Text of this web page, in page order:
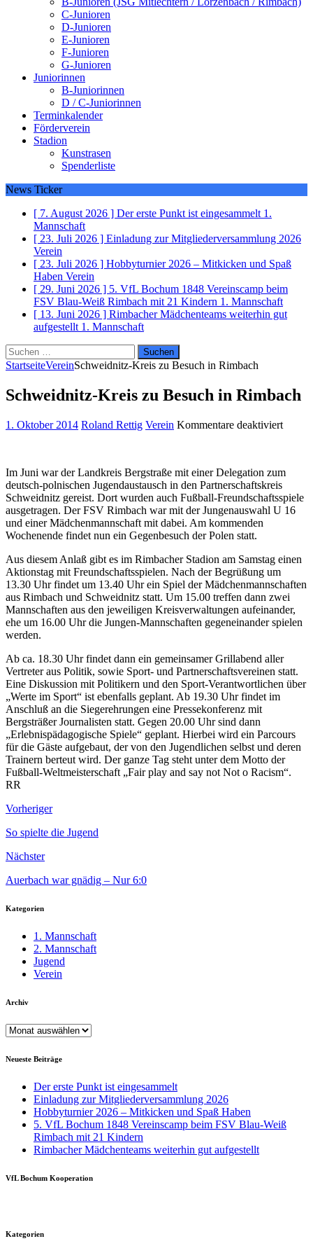
C-Junioren
D-Junioren
E-Junioren
F-Junioren
G-Junioren
Juniorinnen
B-Juniorinnen
D / C-Juniorinnen
Terminkalender
Förderverein
Stadion
Kunstrasen
Spenderliste
News Ticker
[ 7. August 2026 ] Der erste Punkt ist eingesammelt 1.
Mannschaft
[ 23. Juli 2026 ] Einladung zur Mitgliederversammlung 2026
Verein
[ 23. Juli 2026 ] Hobbyturnier 2026 – Mitkicken und Spaß
Haben Verein
[ 29. Juni 2026 ] 5. VfL Bochum 1848 Vereinscamp beim
FSV Blau-Weiß Rimbach mit 21 Kindern 1. Mannschaft
[ 13. Juni 2026 ] Rimbacher Mädchenteams weiterhin gut
aufgestellt 1. Mannschaft
Suchen
nach:
StartseiteVereinSchweidnitz-Kreis zu Besuch in Rimbach
Schweidnitz-Kreis zu Besuch in Rimbach
1. Oktober 2014 Roland Rettig Verein Kommentare deaktiviertfür
Im Juni war der Landkreis Bergstraße mit einer Delegation zum
deutsch-polnischen Jugendaustausch in den Partnerschaftskreis
Schweidnitz gereist. Dort wurden auch Fußball-Freundschaftsspiele
ausgetragen. Der FSV Rimbach war mit der Jungenauswahl U 16
und einer Mädchenmannschaft mit dabei. Am kommenden
Wochenende findet nun ein Gegenbesuch der Polen statt.
Aus diesem Anlaß gibt es im Rimbacher Stadion am Samstag einen
Aktionstag mit Freundschaftsspielen. Nach der Begrüßung um
13.30 Uhr findet um 13.40 Uhr ein Spiel der Mädchenmannschaften
aus Rimbach und Schweidnitz statt. Um 15.00 treffen dann zwei
Mannschaften aus den jeweiligen Kreisverwaltungen aufeinander,
ehe um 16.00 Uhr die Jungen-Mannschaften gegeneinander spielen
werden.
Ab ca. 18.30 Uhr findet dann ein gemeinsamer Grillabend aller
Vertreter aus Politik, sowie Sport- und Partnerschaftsvereinen statt.
Eine Diskussion mit Politikern und den Sport-Verantwortlichen über
„Werte im Sport“ ist ebenfalls geplant. Ab 19.30 Uhr findet im
Anschluß an die Siegerehrungen eine Pressekonferenz mit
Bergsträßer Journalisten statt. Gegen 20.00 Uhr sind dann
„Erlebnispädagogische Spiele“ geplant. Hierbei wird ein Parcours
für die Gäste aufgebaut, der von den Jugendlichen selbst und deren
Trainern berteut wird. Der ganze Tag steht unter dem Motto der
Fußball-Weltmeisterschaft „Fair play and say not Not o Racism“.
RR
Vorheriger
So spielte die Jugend
Nächster
Auerbach war gnädig – Nur 6:0
Kategorien
1. Mannschaft
2. Mannschaft
Jugend
Verein
Archiv
Archiv
Neueste Beiträge
Der erste Punkt ist eingesammelt
Einladung zur Mitgliederversammlung 2026
Hobbyturnier 2026 – Mitkicken und Spaß Haben
5. VfL Bochum 1848 Vereinscamp beim FSV Blau-Weiß
Rimbach mit 21 Kindern
Rimbacher Mädchenteams weiterhin gut aufgestellt
VfL Bochum Kooperation
Kategorien